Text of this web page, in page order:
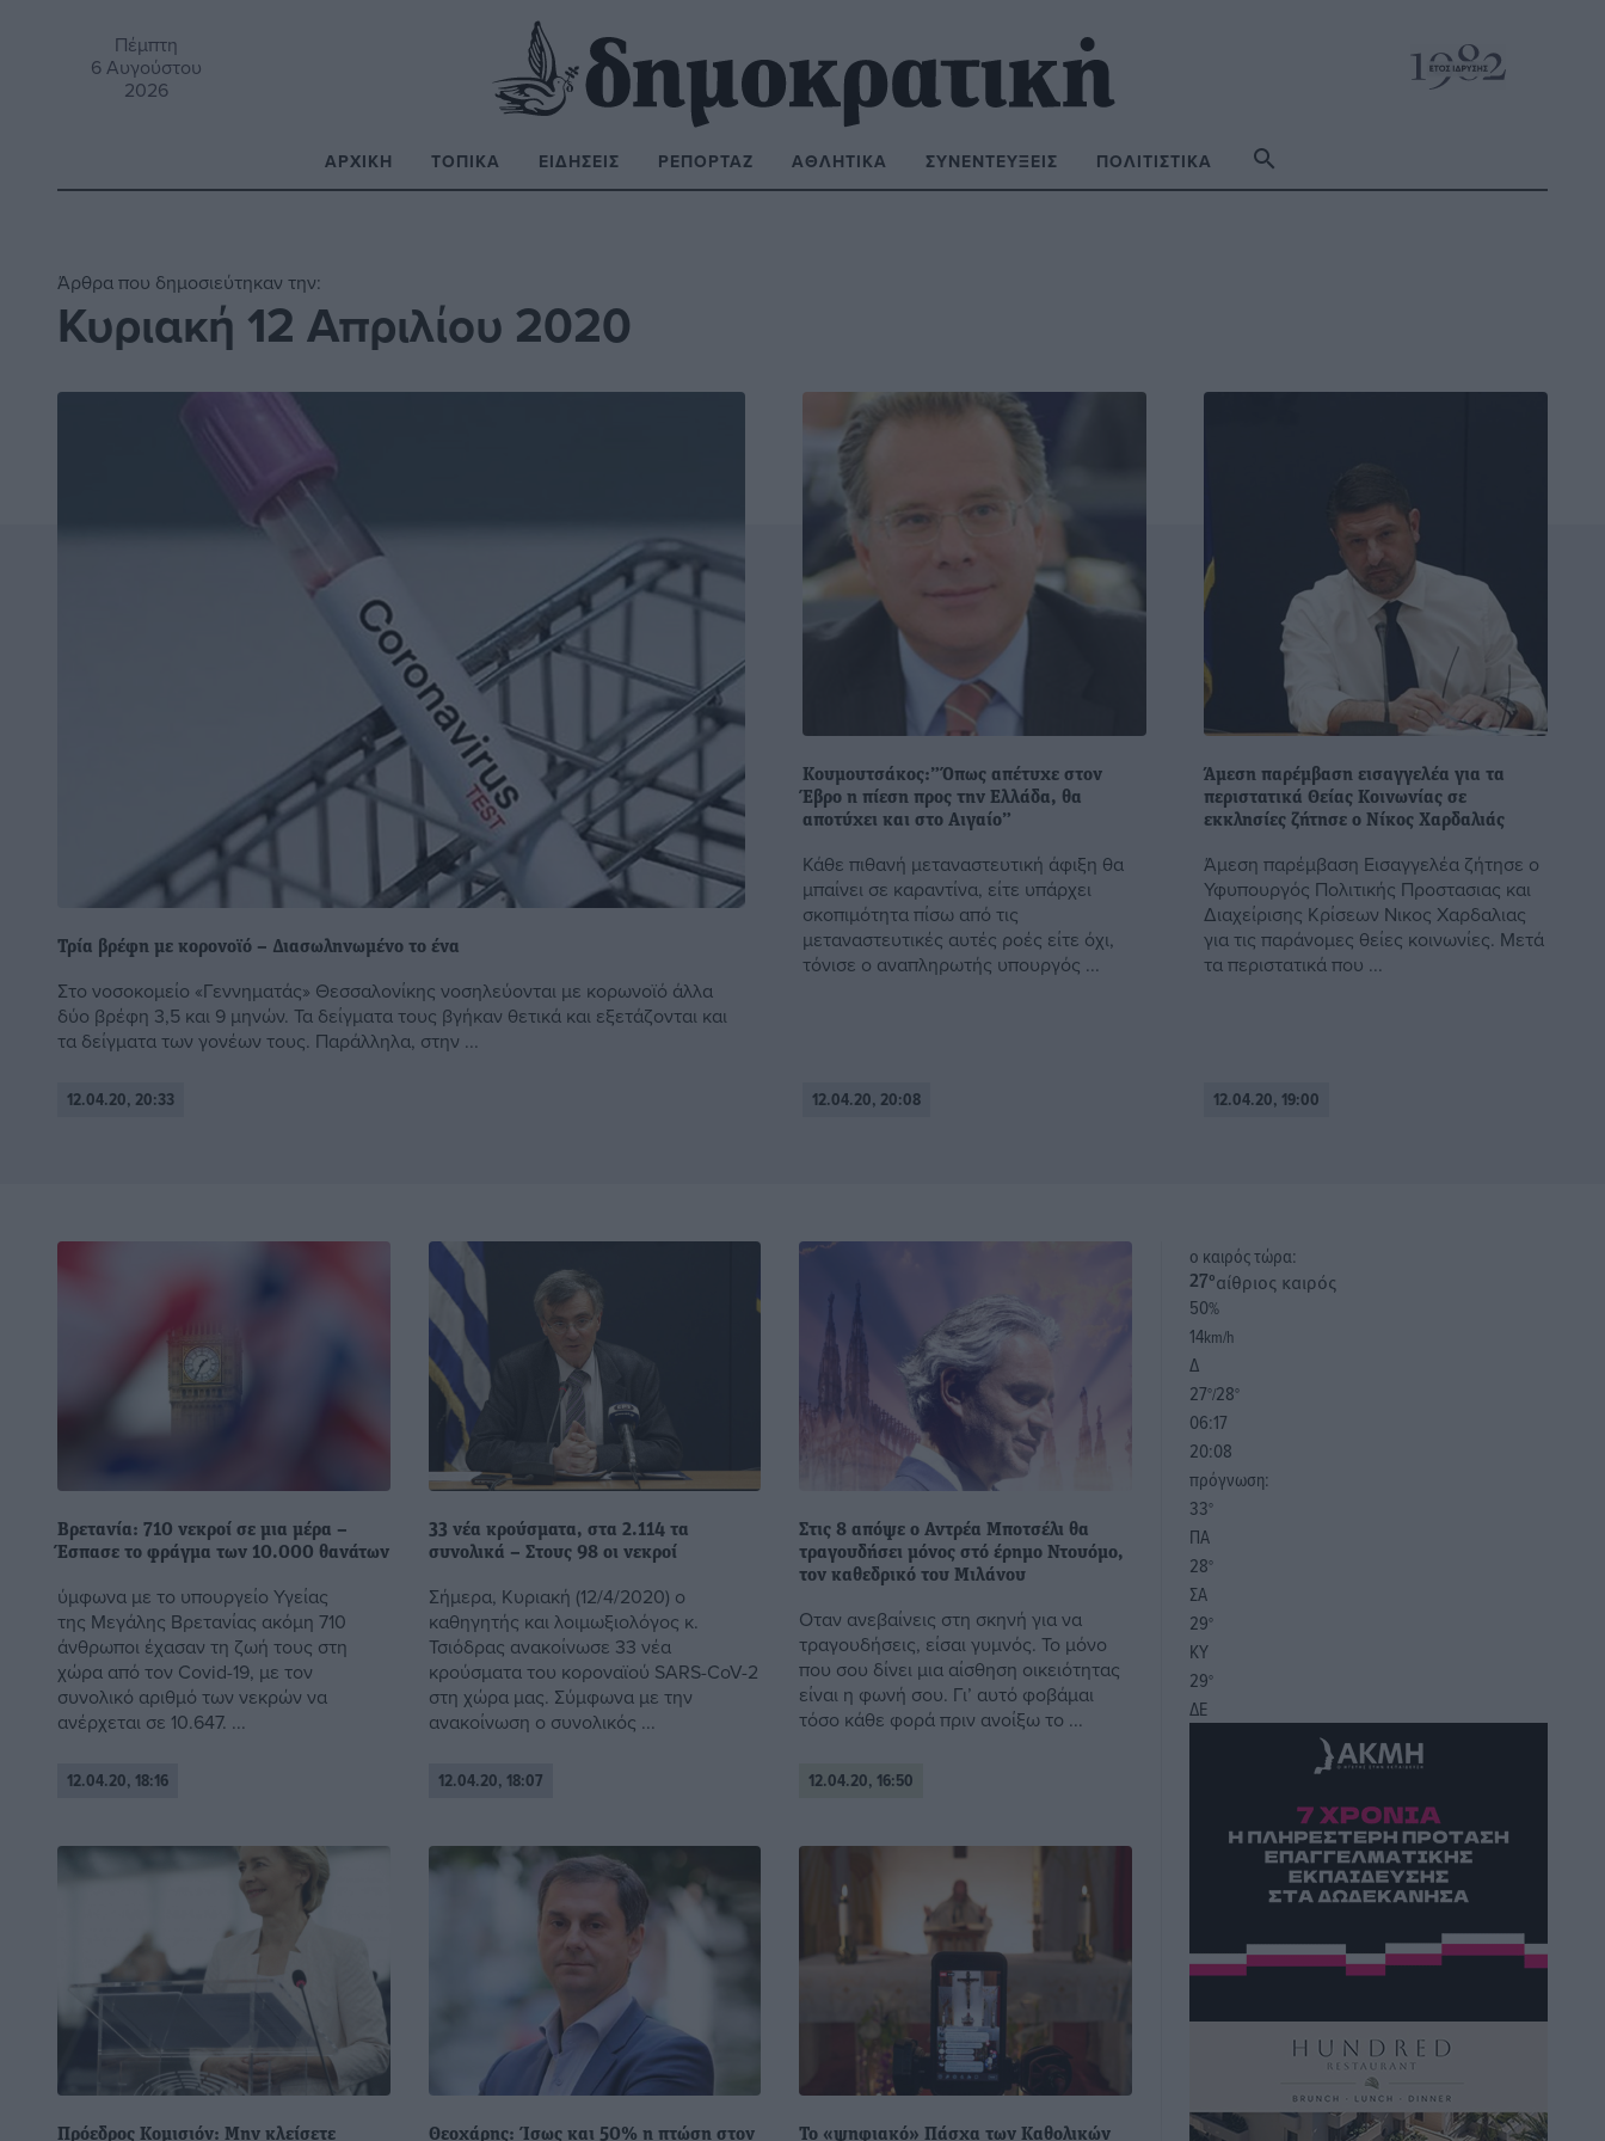
Πέμπτη
6 Αυγούστου
2026
ΑΡΧΙΚΉ ΤΟΠΙΚΆ ΕΙΔΉΣΕΙΣ ΡΕΠΟΡΤΆΖ ΑΘΛΗΤΙΚΆ ΣΥΝΕΝΤΕΎΞΕΙΣ ΠΟΛΙΤΙΣΤΙΚΆ
Άρθρα που δημοσιεύτηκαν την:
Κυριακή 12 Απριλίου 2020
Τρία βρέφη με κορονοϊό – Διασωληνωμένο το ένα
Στο νοσοκομείο «Γεννηματάς» Θεσσαλονίκης νοσηλεύονται με κορωνοϊό άλλα
δύο βρέφη 3,5 και 9 μηνών. Τα δείγματα τους βγήκαν θετικά και εξετάζονται και
τα δείγματα των γονέων τους. Παράλληλα, στην ...
12.04.20, 20:33
Κουμουτσάκος:”Όπως απέτυχε στον
Έβρο η πίεση προς την Ελλάδα, θα
αποτύχει και στο Αιγαίο”
Κάθε πιθανή μεταναστευτική άφιξη θα
μπαίνει σε καραντίνα, είτε υπάρχει
σκοπιμότητα πίσω από τις
μεταναστευτικές αυτές ροές είτε όχι,
τόνισε ο αναπληρωτής υπουργός ...
12.04.20, 20:08
Άμεση παρέμβαση εισαγγελέα για τα
περιστατικά Θείας Κοινωνίας σε
εκκλησίες ζήτησε ο Νίκος Χαρδαλιάς
Άμεση παρέμβαση Εισαγγελέα ζήτησε ο
Υφυπουργός Πολιτικής Προστασιας και
Διαχείρισης Κρίσεων Νικος Χαρδαλιας
για τις παράνομες θείες κοινωνίες. Μετά
τα περιστατικά που ...
12.04.20, 19:00
Βρετανία: 710 νεκροί σε μια μέρα –
Έσπασε το φράγμα των 10.000 θανάτων
ύμφωνα με το υπουργείο Υγείας
της Μεγάλης Βρετανίας ακόμη 710
άνθρωποι έχασαν τη ζωή τους στη
χώρα από τον Covid-19, με τον
συνολικό αριθμό των νεκρών να
ανέρχεται σε 10.647. ...
12.04.20, 18:16
33 νέα κρούσματα, στα 2.114 τα
συνολικά – Στους 98 οι νεκροί
Σήμερα, Κυριακή (12/4/2020) ο
καθηγητής και λοιμωξιολόγος κ.
Τσιόδρας ανακοίνωσε 33 νέα
κρούσματα του κοροναϊού SARS-CoV-2
στη χώρα μας. Σύμφωνα με την
ανακοίνωση ο συνολικός ...
12.04.20, 18:07
Στις 8 απόψε ο Αντρέα Μποτσέλι θα
τραγουδήσει μόνος στό έρημο Ντουόμο,
τον καθεδρικό του Μιλάνου
Οταν ανεβαίνεις στη σκηνή για να
τραγουδήσεις, είσαι γυμνός. Το μόνο
που σου δίνει μια αίσθηση οικειότητας
είναι η φωνή σου. Γι’ αυτό φοβάμαι
τόσο κάθε φορά πριν ανοίξω το ...
12.04.20, 16:50
Πρόεδρος Κομισιόν: Μην κλείσετε
Θεοχάρης: Ίσως και 50% η πτώση στον
Το «ψηφιακό» Πάσχα των Καθολικών
o καιρός τώρα:
27°αίθριος καιρός
50%
14km/h
Δ
27°/28°
06:17
20:08
πρόγνωση:
33°
ΠΑ
28°
ΣΑ
29°
ΚΥ
29°
ΔΕ